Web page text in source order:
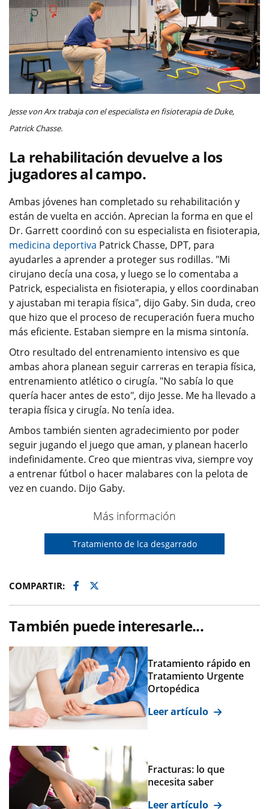
Jesse von Arx trabaja con el especialista en fisioterapia de Duke,
Patrick Chasse.
La rehabilitación devuelve a los
jugadores al campo.
Ambas jóvenes han completado su rehabilitación y
están de vuelta en acción. Aprecian la forma en que el
Dr. Garrett coordinó con su especialista en fisioterapia,
medicina deportiva Patrick Chasse, DPT, para
ayudarles a aprender a proteger sus rodillas. "Mi
cirujano decía una cosa, y luego se lo comentaba a
Patrick, especialista en fisioterapia, y ellos coordinaban
y ajustaban mi terapia física", dijo Gaby. Sin duda, creo
que hizo que el proceso de recuperación fuera mucho
más eficiente. Estaban siempre en la misma sintonía.
Otro resultado del entrenamiento intensivo es que
ambas ahora planean seguir carreras en terapia física,
entrenamiento atlético o cirugía. "No sabía lo que
quería hacer antes de esto", dijo Jesse. Me ha llevado a
terapia física y cirugía. No tenía idea.
Ambos también sienten agradecimiento por poder
seguir jugando el juego que aman, y planean hacerlo
indefinidamente. Creo que mientras viva, siempre voy
a entrenar fútbol o hacer malabares con la pelota de
vez en cuando. Dijo Gaby.
Más información
Tratamiento de lca desgarrado
COMPARTIR: Facebook
Twitter
También puede interesarle...
Tratamiento rápido en
Tratamiento Urgente
Ortopédica
Leer artículo
Fracturas: lo que
necesita saber
Leer artículo